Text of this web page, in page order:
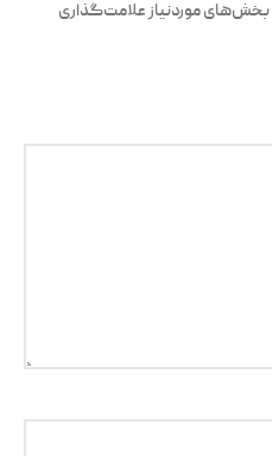
بخش‌های موردنیاز علامت‌گذاری